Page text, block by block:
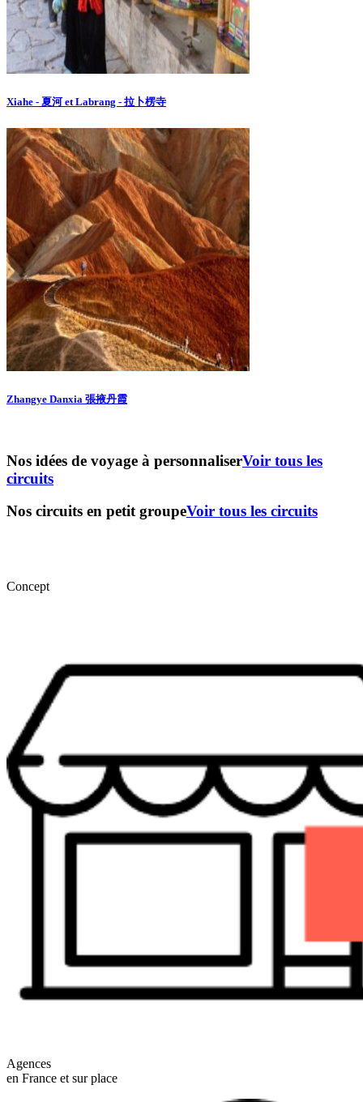
Xiahe - 夏河 et Labrang - 拉卜楞寺
Zhangye Danxia 張掖丹霞
Nos idées de voyage à personnaliserVoir tous les
circuits
Nos circuits en petit groupeVoir tous les circuits
Concept
Agences
en France et sur place